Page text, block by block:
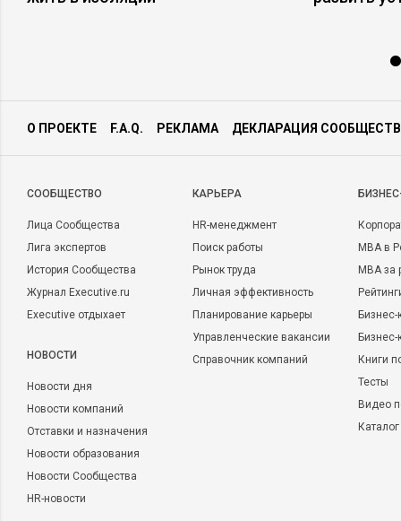
О ПРОЕКТЕ F.A.Q. РЕКЛАМА ДЕКЛАРАЦИЯ
CООБЩЕСТВО
Лица Сообщества
Лига экспертов
История Сообщества
Журнал Executive.ru
Executive отдыхает
НОВОСТИ
Новости дня
Новости компаний
Отставки и назначения
Новости образования
Новости Сообщества
HR-новости
КАРЬЕРА
HR-менеджмент
Поиск работы
Рынок труда
Личная эффективность
Планирование карьеры
Управленческие вакансии
Справочник компаний
MBA в
MBA
Бизнес-
Книги
Тесты
Видео